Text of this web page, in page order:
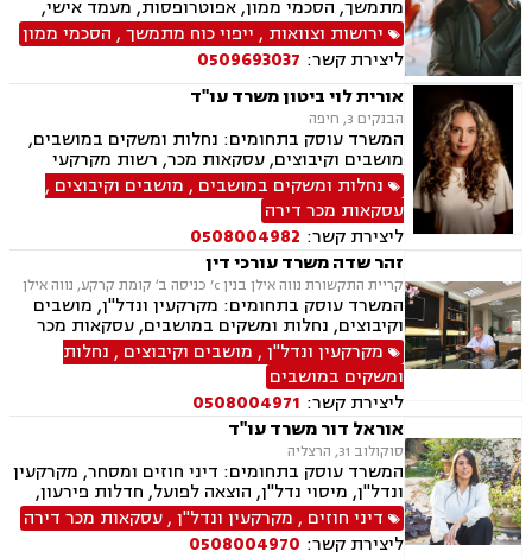
מתמשך, הסכמי ממון, אפוטרופסות, מעמד אישי,
ידועים בציבור, אבהות, חלוקת רכוש, דיני עליה, דיני
מקרקעין, עסקאות מכר דירה מקבלן או יד שניה,
מיסוי מקרקעין, נוטריון עברית צרפתית אנגלית.
ירושות וצוואות , ייפוי כוח מתמשך, הסכמי ממון
ליצירת קשר: 0509693037
אורית לוי ביטון משרד עו"ד
הבנקים 3, חיפה
המשרד עוסק בתחומים: נחלות ומשקים במושבים,
מושבים וקיבוצים, עסקאות מכר, רשות מקרקעי
ישראל, מיסוי מקרקעין, הסדרת נחלות, עסקאות
פל"ח (פעילות לא חקלאית), ייפוי כוח מתמשך,
ירושות וצוואות.
נחלות ומשקים במושבים , מושבים וקיבוצים ,
עסקאות מכר דירה
ליצירת קשר: 0508004982
זהר שדה משרד עורכי דין
קריית התקשורת נווה אילן בנין c’ כניסה ב׳ קומת קרקע, נווה אילן
המשרד עוסק בתחומים: מקרקעין ונדל"ן, מושבים
וקיבוצים, נחלות ומשקים במושבים, עסקאות מכר
דירה, מיסוי נדל"ן, ייפוי כוח מתמשך, הסכמי ממון,
חלוקת רכוש, עסקאות מתנה, אפוטרופסות, רשויות
מקומיות, אגודות שיתופיות, גישור ובוררות, דיני
חוזים.
מקרקעין ונדל"ן, מושבים וקיבוצים , נחלות
ומשקים במושבים
ליצירת קשר: 0508004971
אוראל דור משרד עו"ד
סוקולוב 31, הרצליה
המשרד עוסק בתחומים: דיני חוזים ומסחר, מקרקעין
ונדל"ן, מיסוי נדל"ן, הוצאה לפועל, חדלות פירעון,
גביית חובות, משפט אזרחי.
דיני חוזים , מקרקעין ונדל"ן,עסקאות מכר דירה
ליצירת קשר: 0508004970